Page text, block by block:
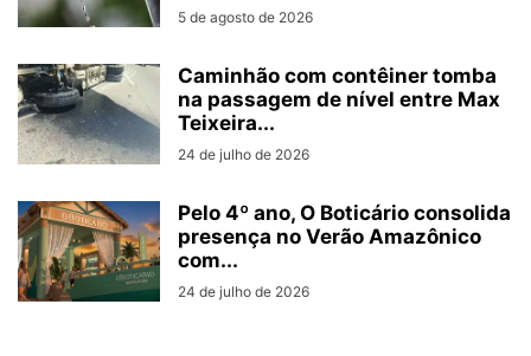
5 de agosto de 2026
Caminhão com contêiner tomba
na passagem de nível entre Max
Teixeira...
24 de julho de 2026
Pelo 4º ano, O Boticário consolida
presença no Verão Amazônico
com...
24 de julho de 2026